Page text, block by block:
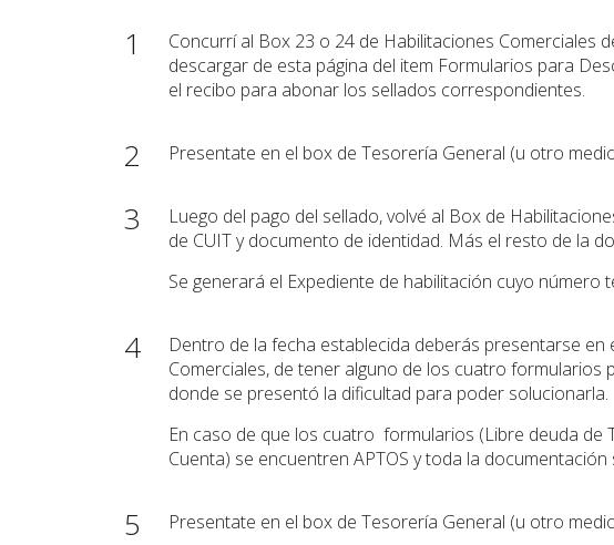
1
Concurrí al Box 23 o 24 de Habilitaciones Comerciales
descargar de esta página del item Formularios para
el recibo para abonar los sellados correspondientes.
2 Presentate en el box de Tesorería General (u otro
3
Luego del pago del sellado, volvé al Box de
de CUIT y documento de identidad. Más el resto de la
Se generará el Expediente de habilitación cuyo
4
Dentro de la fecha establecida deberás presentarse en
Comerciales, de tener alguno de los cuatro
donde se presentó la dificultad para poder solucionarla.
En caso de que los cuatro formularios (Libre deuda de
Cuenta) se encuentren APTOS y toda la
5 Presentate en el box de Tesorería General (u otro